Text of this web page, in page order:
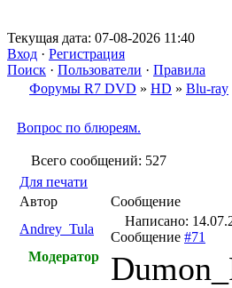
Текущая дата: 07-08-2026 11:40
Вход · Регистрация
Поиск · Пользователи · Правила
Форумы R7 DVD » HD » Blu-ray
Вопрос по блюреям.
Всего сообщений: 527
Для печати
Автор
Сообщение
Andrey_Tula
Написано:
Сообщение #71
Модератор